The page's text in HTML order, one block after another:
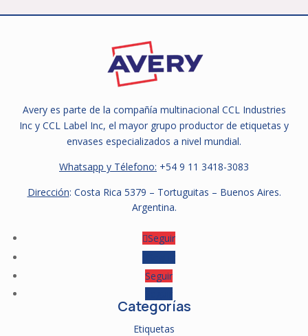
Avery es parte de la compañía multinacional CCL Industries
Inc y CCL Label Inc, el mayor grupo productor de etiquetas y
envases especializados a nivel mundial.
Whatsapp y Télefono: +54 9 11 3418-3083
Dirección: Costa Rica 5379 – Tortuguitas – Buenos Aires.
Argentina.
Seguir
Seguir
Categorías
Etiquetas